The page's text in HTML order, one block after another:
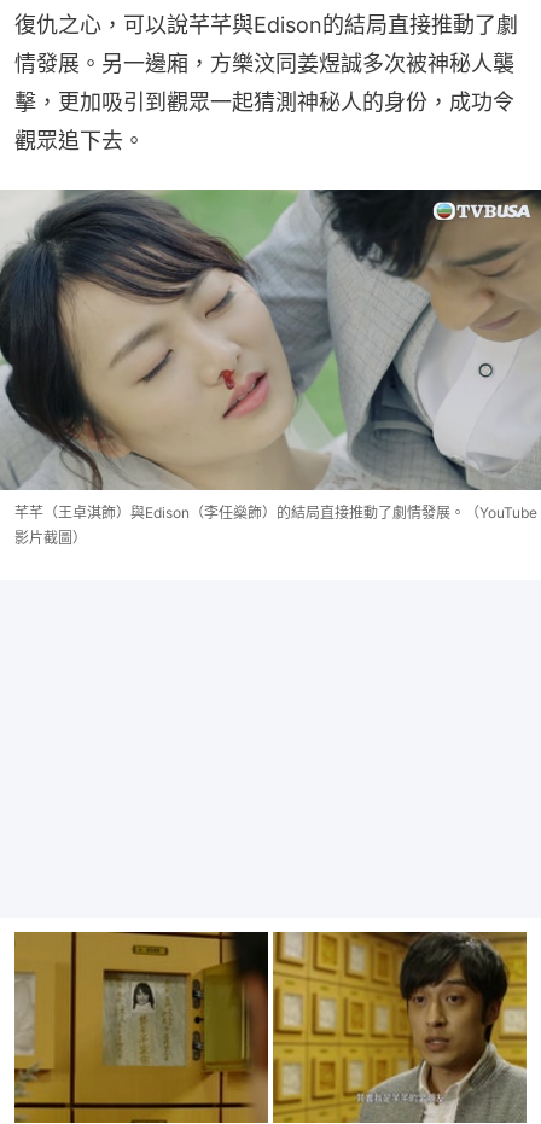
復仇之心，可以說芊芊與Edison的結局直接推動了劇
情發展。另一邊廂，方樂汶同姜煜誠多次被神秘人襲
擊，更加吸引到觀眾一起猜測神秘人的身份，成功令
觀眾追下去。
芊芊（王卓淇飾）與Edison（李任燊飾）的結局直接推動了劇情發展。（YouTube
影片截圖）